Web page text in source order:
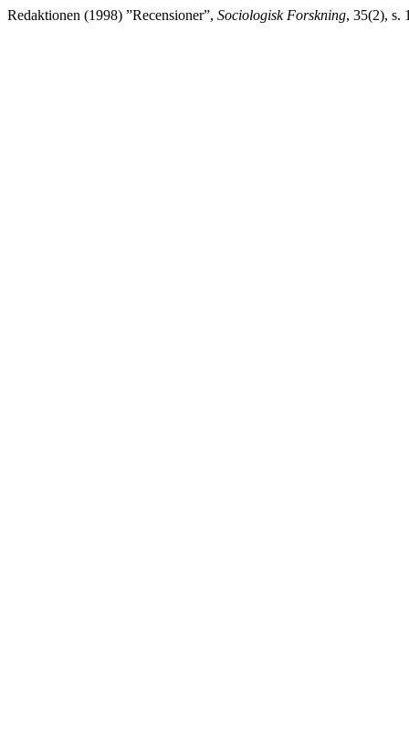
Redaktionen (1998) ”Recensioner”, Sociologisk Forskning, 35(2), s.